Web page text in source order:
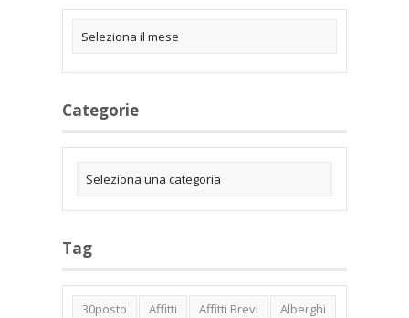
Categorie
Tag
30posto Affitti Affitti Brevi
Alberghi